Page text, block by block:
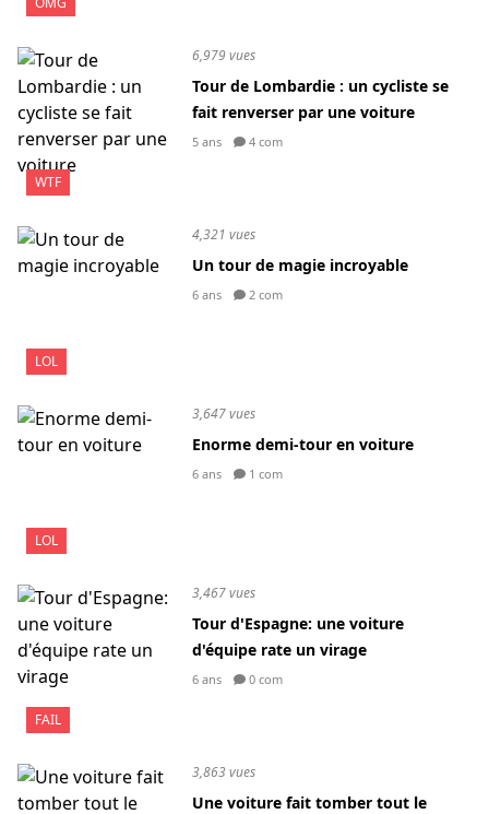
WTF
6,979 vues
Tour de Lombardie : un cycliste se
fait renverser par une voiture
5 ans 4 com
LOL
4,321 vues
Un tour de magie incroyable
6 ans 2 com
LOL
3,647 vues
Enorme demi-tour en voiture
6 ans 1 com
FAIL
3,467 vues
Tour d'Espagne: une voiture
d'équipe rate un virage
6 ans 0 com
3,863 vues
Une voiture fait tomber tout le